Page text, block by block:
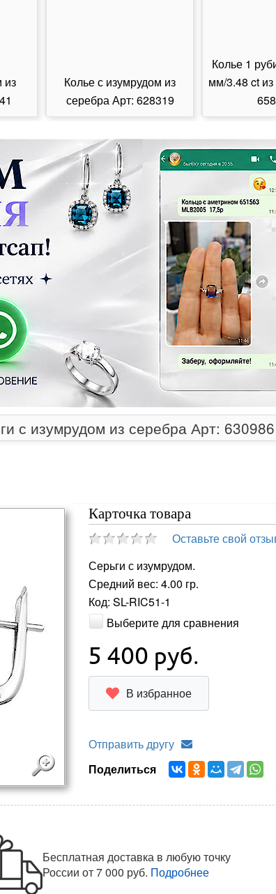
из
Колье с изумрудом из
серебра Арт: 628319
Колье 1
мм/3.48 ct
с изумрудом из серебра Арт: 630986
Карточка товара
Оставьте свой
Серьги с изумрудом.
Средний вес: 4.00 гр.
Код: SL-RIC51-1
Выберите для сравнения
5 400 руб.
В избранное
Отправить другу
Поделиться
Бесплатная доставка в любую точку
Россииот 7 000 руб. Подробнее